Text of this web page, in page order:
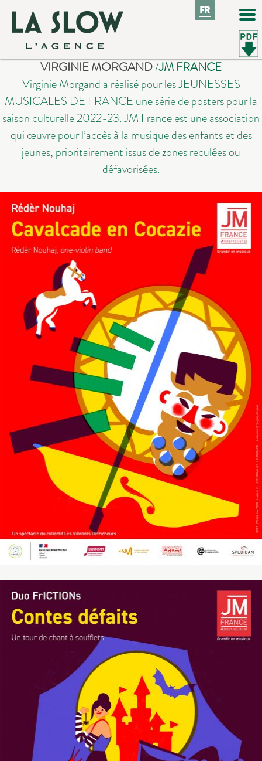
FR
VIRGINIE MORGAND/JM FRANCE
Virginie Morgand a réalisé pour les JEUNESSES
MUSICALES DE FRANCE une série de posters pour la
saison culturelle 2022-23. JM France est une association
qui œuvre pour l’accès à la musique des enfants et des
jeunes, prioritairement issus de zones reculées ou
défavorisées.
FR